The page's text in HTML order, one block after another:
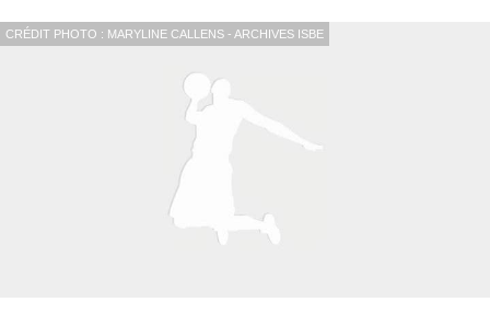
CRÉDIT PHOTO : MARYLINE CALLENS - ARCHIVES ISBE